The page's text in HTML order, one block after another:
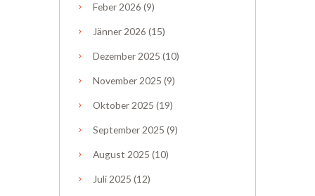
Feber 2026 (9)
Jänner 2026 (15)
Dezember 2025 (10)
November 2025 (9)
Oktober 2025 (19)
September 2025 (9)
August 2025 (10)
Juli 2025 (12)